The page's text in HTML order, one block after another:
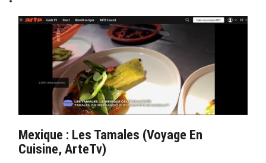
Mexique : Les Tamales (Voyage En
Cuisine, ArteTv)